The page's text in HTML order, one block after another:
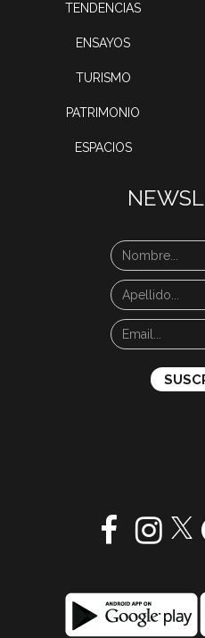
TENDENCIAS
ENSAYOS
TURISMO
PATRIMONIO
ESPACIOS